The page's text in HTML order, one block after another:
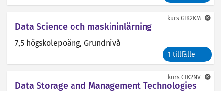
Data Science och maskininlärning
7,5 högskolepoäng, Grundnivå
1 tillfälle
kurs GIK2KM
Data Storage and Management Technologies
kurs GIK2NV